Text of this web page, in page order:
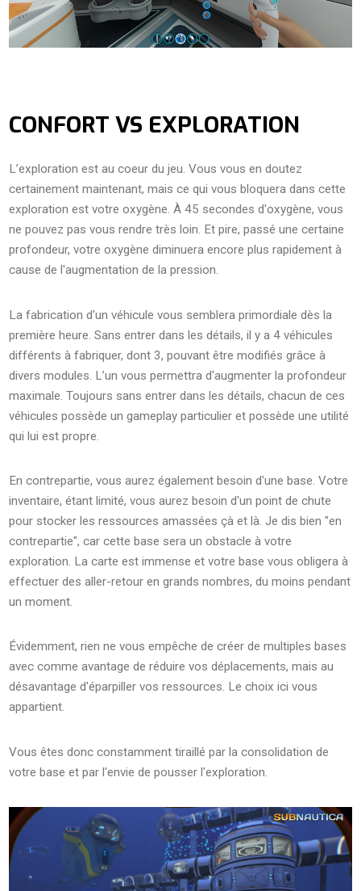
CONFORT VS EXPLORATION
L’exploration est au coeur du jeu. Vous vous en doutez
certainement maintenant, mais ce qui vous bloquera dans cette
exploration est votre oxygène. À 45 secondes d'oxygène, vous
ne pouvez pas vous rendre très loin. Et pire, passé une certaine
profondeur, votre oxygène diminuera encore plus rapidement à
cause de l'augmentation de la pression.
La fabrication d'un véhicule vous semblera primordiale dès la
première heure. Sans entrer dans les détails, il y a 4 véhicules
différents à fabriquer, dont 3, pouvant être modifiés grâce à
divers modules. L’un vous permettra d'augmenter la profondeur
maximale. Toujours sans entrer dans les détails, chacun de ces
véhicules possède un gameplay particulier et possède une utilité
qui lui est propre.
En contrepartie, vous aurez également besoin d'une base. Votre
inventaire, étant limité, vous aurez besoin d'un point de chute
pour stocker les ressources amassées çà et là. Je dis bien "en
contrepartie", car cette base sera un obstacle à votre
exploration. La carte est immense et votre base vous obligera à
effectuer des aller-retour en grands nombres, du moins pendant
un moment.
Évidemment, rien ne vous empêche de créer de multiples bases
avec comme avantage de réduire vos déplacements, mais au
désavantage d'éparpiller vos ressources. Le choix ici vous
appartient.
Vous êtes donc constamment tiraillé par la consolidation de
votre base et par l'envie de pousser l'exploration.